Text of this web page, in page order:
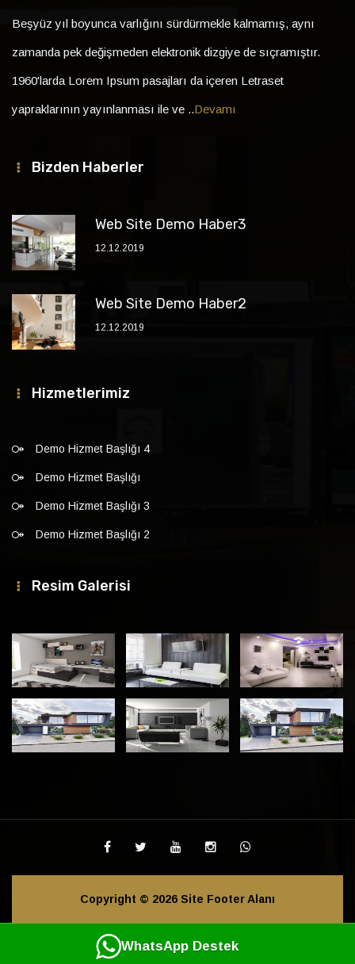
Beşyüz yıl boyunca varlığını sürdürmekle kalmamış, aynı
zamanda pek değişmeden elektronik dizgiye de sıçramıştır.
1960'larda Lorem Ipsum pasajları da içeren Letraset
yapraklarının yayınlanması ile ve ..Devamı
Bizden Haberler
Web Site Demo Haber3
12.12.2019
Web Site Demo Haber2
12.12.2019
Hizmetlerimiz
Demo Hizmet Başlığı 4
Demo Hizmet Başlığı
Demo Hizmet Başlığı 3
Demo Hizmet Başlığı 2
Resim Galerisi
Copyright © 2026 Site Footer Alanı
WhatsApp Destek